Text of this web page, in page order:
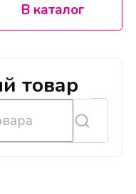
В каталог
товар